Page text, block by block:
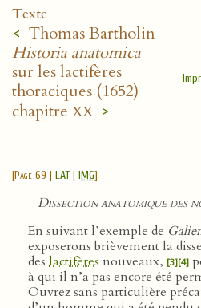
Texte
< Thomas Bartholin
Historia anatomica
sur les lactifères
thoraciques (1652)
chapitre xx >
[Page 69 | LAT| IMG]
Dissection anatomique des
En suivant l’exemple de
exposerons brièvement la
des lactifères nouveaux, [3][4]
à qui il n’a pas encore été
Ouvrez sans particulière